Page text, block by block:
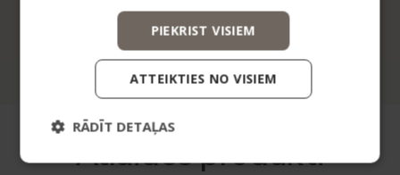
patīkamu, neizbāzīgu smaržu! Super!
Zane– Facebook
Atlaides produkti
PIEKRIST VISIEM
ATTEIKTIES NO VISIEM
RĀDĪT DETAĻAS